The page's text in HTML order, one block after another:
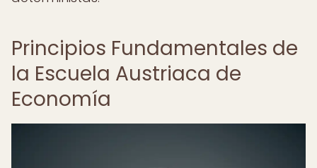
Principios Fundamentales de
la Escuela Austriaca de
Economía